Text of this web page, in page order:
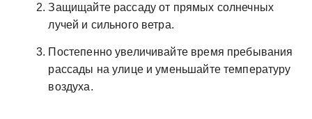
Защищайте рассаду от прямых солнечных
лучей и сильного ветра.
Постепенно увеличивайте время пребывания
рассады на улице и уменьшайте температуру
воздуха.